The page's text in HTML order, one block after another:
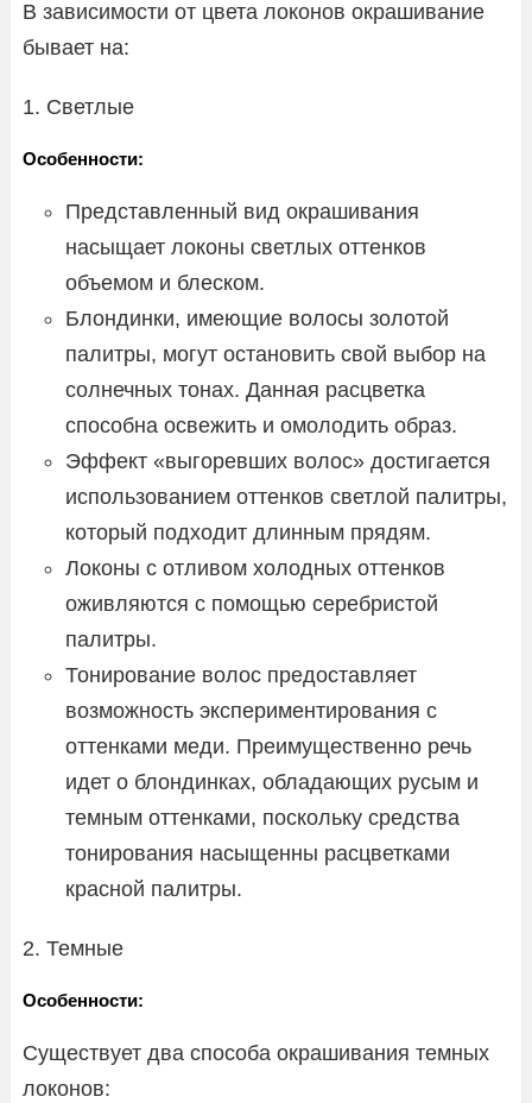
В зависимости от цвета локонов окрашивание
бывает на:
1. Светлые
Особенности:
Представленный вид окрашивания
насыщает локоны светлых оттенков
объемом и блеском.
Блондинки, имеющие волосы золотой
палитры, могут остановить свой выбор на
солнечных тонах. Данная расцветка
способна освежить и омолодить образ.
Эффект «выгоревших волос» достигается
использованием оттенков светлой палитры,
который подходит длинным прядям.
Локоны с отливом холодных оттенков
оживляются с помощью серебристой
палитры.
Тонирование волос предоставляет
возможность экспериментирования с
оттенками меди. Преимущественно речь
идет о блондинках, обладающих русым и
темным оттенками, поскольку средства
тонирования насыщенны расцветками
красной палитры.
2. Темные
Особенности:
Существует два способа окрашивания темных
локонов: